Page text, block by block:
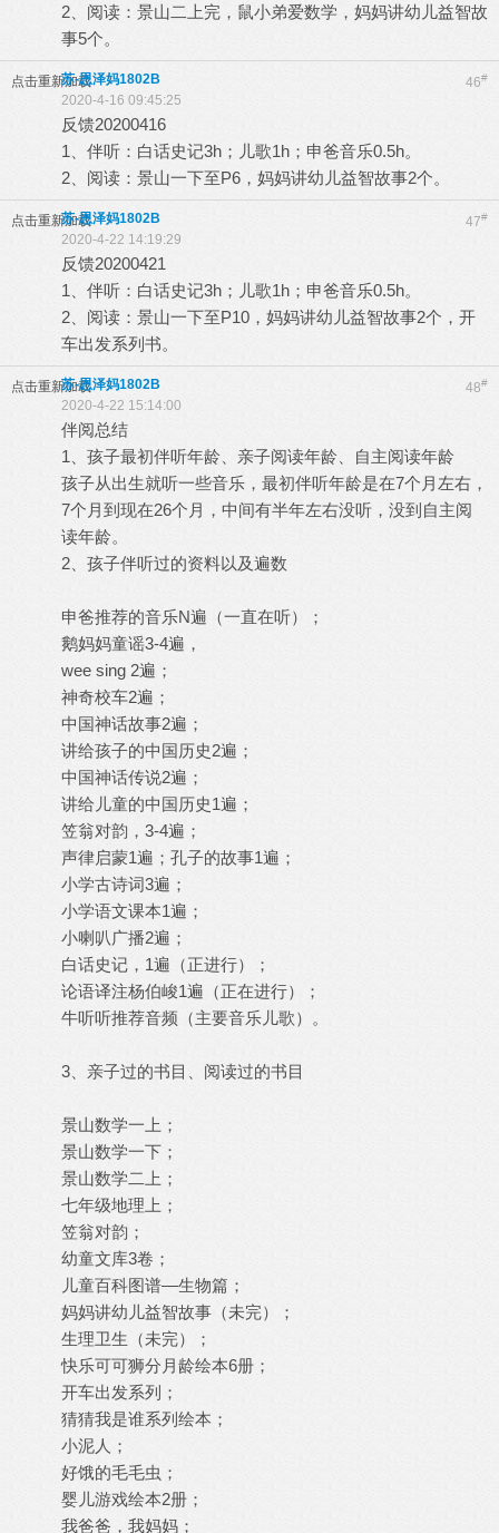
2、阅读：景山二上完，鼠小弟爱数学，妈妈讲幼儿益智故
事5个。
点击重新加载 46#
苏-恩泽妈1802B
2020-4-16 09:45:25
反馈20200416
1、伴听：白话史记3h；儿歌1h；申爸音乐0.5h。
2、阅读：景山一下至P6，妈妈讲幼儿益智故事2个。
点击重新加载 47#
苏-恩泽妈1802B
2020-4-22 14:19:29
反馈20200421
1、伴听：白话史记3h；儿歌1h；申爸音乐0.5h。
2、阅读：景山一下至P10，妈妈讲幼儿益智故事2个，开
车出发系列书。
点击重新加载 48#
苏-恩泽妈1802B
2020-4-22 15:14:00
伴阅总结
1、孩子最初伴听年龄、亲子阅读年龄、自主阅读年龄
孩子从出生就听一些音乐，最初伴听年龄是在7个月左右，
7个月到现在26个月，中间有半年左右没听，没到自主阅
读年龄。
2、孩子伴听过的资料以及遍数
申爸推荐的音乐N遍（一直在听）；
鹅妈妈童谣3-4遍，
wee sing 2遍；
神奇校车2遍；
中国神话故事2遍；
讲给孩子的中国历史2遍；
中国神话传说2遍；
讲给儿童的中国历史1遍；
笠翁对韵，3-4遍；
声律启蒙1遍；孔子的故事1遍；
小学古诗词3遍；
小学语文课本1遍；
小喇叭广播2遍；
白话史记，1遍（正进行）；
论语译注杨伯峻1遍（正在进行）；
牛听听推荐音频（主要音乐儿歌）。
3、亲子过的书目、阅读过的书目
景山数学一上；
景山数学一下；
景山数学二上；
七年级地理上；
笠翁对韵；
幼童文库3卷；
儿童百科图谱—生物篇；
妈妈讲幼儿益智故事（未完）；
生理卫生（未完）；
快乐可可狮分月龄绘本6册；
开车出发系列；
猜猜我是谁系列绘本；
小泥人；
好饿的毛毛虫；
婴儿游戏绘本2册；
我爸爸，我妈妈；